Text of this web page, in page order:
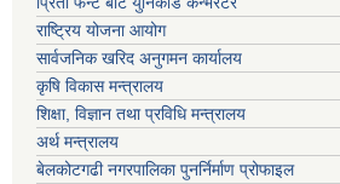
राष्ट्रिय योजना आयोग
सार्वजनिक खरिद अनुगमन कार्यालय
कृषि विकास मन्त्रालय
शिक्षा, विज्ञान तथा प्रविधि मन्त्रालय
अर्थ मन्त्रालय
बेलकोटगढी नगरपालिका पुनर्निर्माण प्रोफाइल